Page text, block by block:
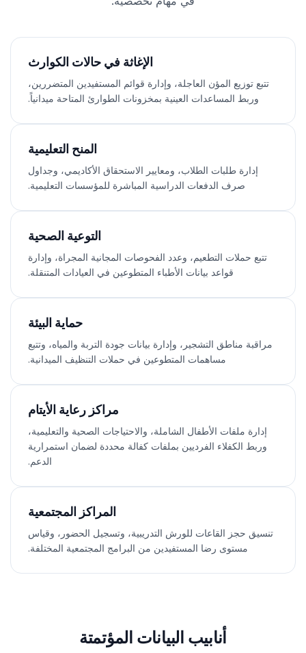
الإغاثة في حالات الكوارث
تتبع توزيع المؤن العاجلة، وإدارة قوائم المستفيدين المتضررين،
وربط المساعدات العينية بمخزونات الطوارئ المتاحة ميدانياً.
المنح التعليمية
إدارة طلبات الطلاب، ومعايير الاستحقاق الأكاديمي، وجداول
صرف الدفعات الدراسية المباشرة للمؤسسات التعليمية.
التوعية الصحية
تتبع حملات التطعيم، وعدد الفحوصات المجانية المجراة، وإدارة
قواعد بيانات الأطباء المتطوعين في العيادات المتنقلة.
حماية البيئة
مراقبة مناطق التشجير، وإدارة بيانات جودة التربة والمياه، وتتبع
مساهمات المتطوعين في حملات التنظيف الميدانية.
مراكز رعاية الأيتام
إدارة ملفات الأطفال الشاملة، والاحتياجات الصحية والتعليمية،
وربط الكفلاء الفرديين بملفات كفالة محددة لضمان استمرارية
الدعم.
المراكز المجتمعية
تنسيق حجز القاعات للورش التدريبية، وتسجيل الحضور، وقياس
مستوى رضا المستفيدين من البرامج المجتمعية المختلفة.
أنابيب البيانات المؤتمتة